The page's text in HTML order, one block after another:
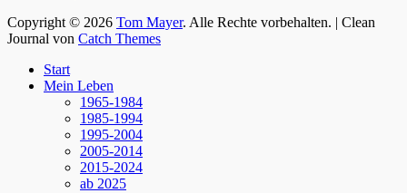
Copyright © 2026 Tom Mayer. Alle Rechte vorbehalten. | Clean
Journal von Catch Themes
oben
scrollen
Start
Mein Leben
1965-1984
1985-1994
1995-2004
2005-2014
2015-2024
ab 2025